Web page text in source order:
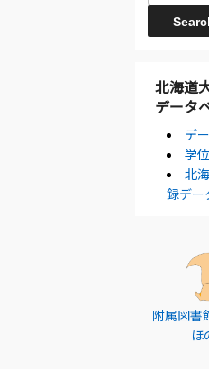
北海道
データ
デ
学
北
録デー
附属図書
ほ